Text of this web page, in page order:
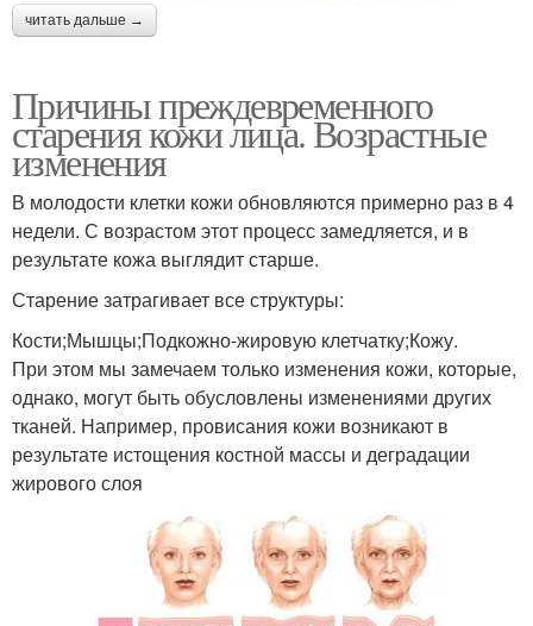
читать дальше →
Причины преждевременного
старения кожи лица. Возрастные
изменения
В молодости клетки кожи обновляются примерно раз в 4
недели. С возрастом этот процесс замедляется, и в
результате кожа выглядит старше.
Старение затрагивает все структуры:
Кости;Мышцы;Подкожно-жировую клетчатку;Кожу.
При этом мы замечаем только изменения кожи, которые,
однако, могут быть обусловлены изменениями других
тканей. Например, провисания кожи возникают в
результате истощения костной массы и деградации
жирового слоя